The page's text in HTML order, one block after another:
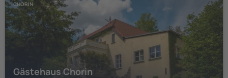
CHORIN
Gästehaus Chorin